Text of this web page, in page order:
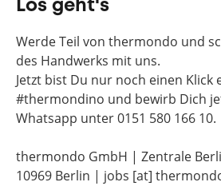
Los geht's
Werde Teil von thermondo und
des Handwerks mit uns.
Jetzt bist Du nur noch einen Klick
#thermondino und bewirb Dich
Whatsapp unter 0151 580 166 10.
thermondo GmbH | Zentrale
10969 Berlin | jobs [at]